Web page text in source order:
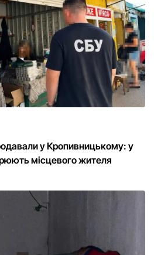
у Кропивницькому: у
місцевого жителя